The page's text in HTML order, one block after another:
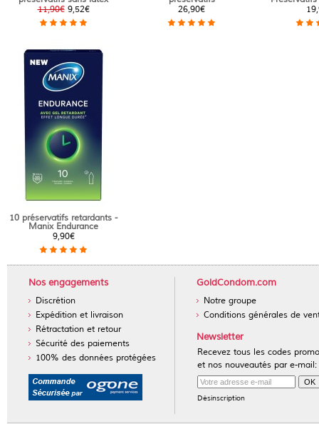
11,90€ 9,52€
26,90€
10 préservatifs retardants -
Manix Endurance
9,90€
Nos engagements
Discrétion
Expédition et livraison
Rétractation et retour
Sécurité des paiements
100% des données protégées
GoldCondom.com
Notre groupe
Conditions générales de
Newsletter
Recevez tous les codes
et nos nouveautés par e-mail:
Désinscription